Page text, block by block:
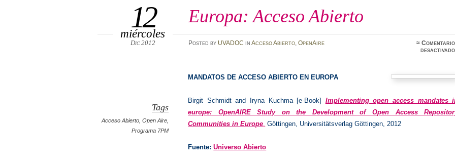
Europa: Acceso Abierto
12
miércoles
Dic 2012 Posted by UVADOC in Acceso Abierto, OpenAire ≈
Tags
Acceso Abierto ,Open Aire
Programa 7PM
MANDATOS DE ACCESO ABIERTO EN EUROPA
Birgit Schmidt and Iryna Kuchma [e-Book] Implementing open access mandates
europe: OpenAIRE Study on the Development of Open Access
Communities in Europe Göttingen, Universitätsverlag Göttingen, 2012
Fuente:Universo Abierto